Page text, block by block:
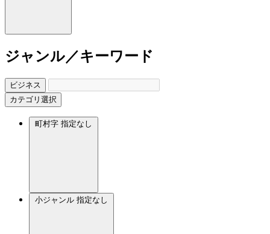
ジャンル／キーワード
ビジネス
カテゴリ選択
町村字 指定なし
小ジャンル 指定なし